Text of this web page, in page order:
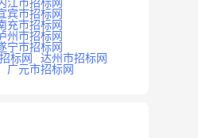
江市招标网
宾市招标网
充市招标网
州市招标网
宁市招标网
标网
达州市招标网
广元市招标网